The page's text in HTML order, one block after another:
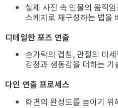
실제 사진 속 인물의 움직
스케치로 재구성하는 법을
디테일한 포즈 연출
손가락의 겹침, 관절의 미
감정과 생동감을 더하는 기
다인 연출 프로세스
화면의 완성도를 높이기